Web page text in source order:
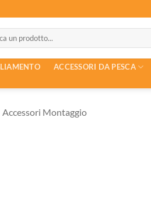
ACCESSORI DA PESCA
Accessori Montaggio